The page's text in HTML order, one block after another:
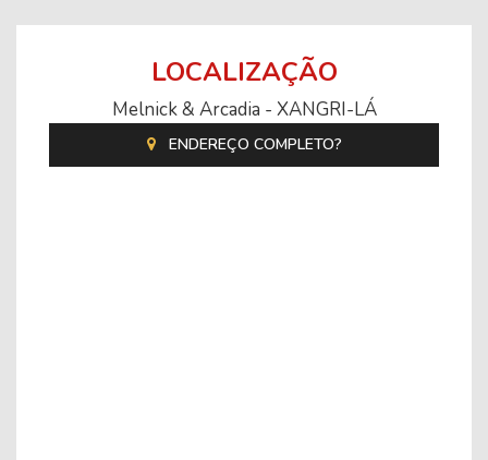
LOCALIZAÇÃO
Melnick & Arcadia - XANGRI-LÁ
ENDEREÇO COMPLETO?